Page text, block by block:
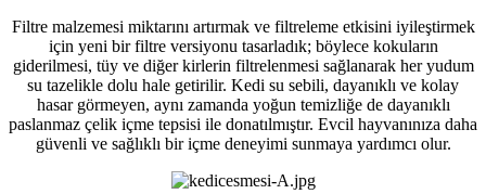
Filtre malzemesi miktarını artırmak ve filtreleme etkisini iyileştirmek
için yeni bir filtre versiyonu tasarladık; böylece kokuların
giderilmesi, tüy ve diğer kirlerin filtrelenmesi sağlanarak her yudum
su tazelikle dolu hale getirilir. Kedi su sebili, dayanıklı ve kolay
hasar görmeyen, aynı zamanda yoğun temizliğe de dayanıklı
paslanmaz çelik içme tepsisi ile donatılmıştır. Evcil hayvanınıza daha
güvenli ve sağlıklı bir içme deneyimi sunmaya yardımcı olur.